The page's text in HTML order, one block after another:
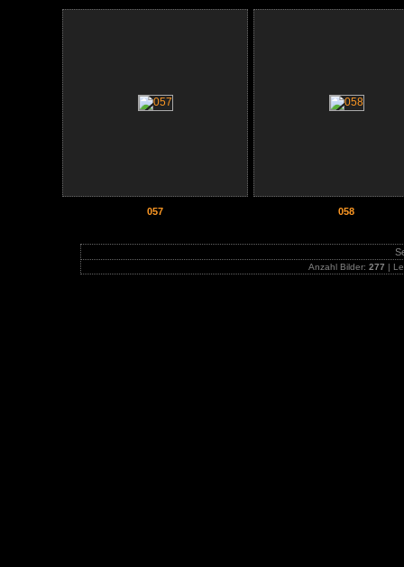
057 058
Anzahl Bilder: 277 |